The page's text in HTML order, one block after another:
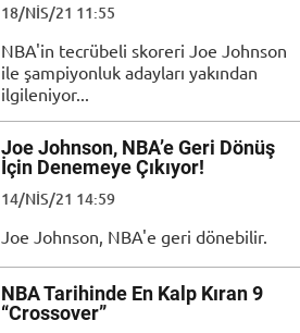
18/NIS/21 11:55
NBA'in tecrübeli skoreri Joe Johnson
ile şampiyonluk adayları yakından
ilgileniyor...
Joe Johnson, NBA’e Geri Dönüş
İçin Denemeye Çıkıyor!
14/NIS/21 14:59
Joe Johnson, NBA'e geri dönebilir.
NBA Tarihinde En Kalp Kıran 9
“Crossover”